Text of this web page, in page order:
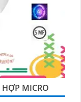
MICRO